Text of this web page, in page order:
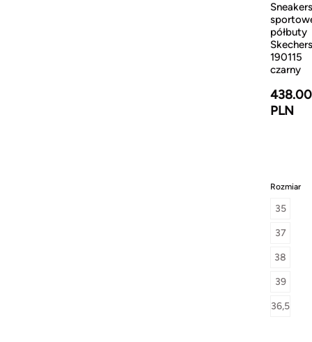
półbuty
Skechers
190115
czarny
438.00
PLN
Rozmiar
35
37
38
39
36,5